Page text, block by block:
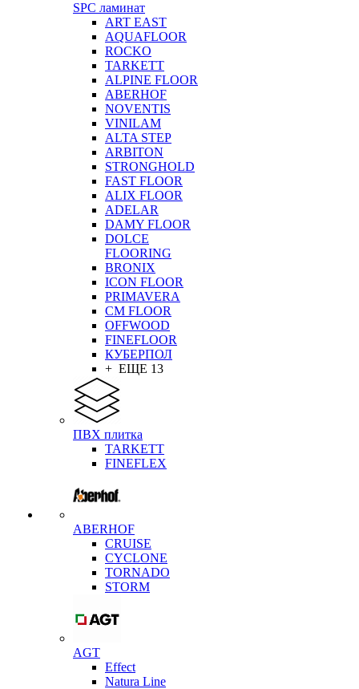
SPC ламинат
ART EAST
AQUAFLOOR
ROCKO
TARKETT
ALPINE FLOOR
ABERHOF
NOVENTIS
VINILAM
ALTA STEP
ARBITON
STRONGHOLD
FAST FLOOR
ALIX FLOOR
ADELAR
DAMY FLOOR
DOLCE
FLOORING
BRONIX
ICON FLOOR
PRIMAVERA
CM FLOOR
OFFWOOD
FINEFLOOR
КУБЕРПОЛ
+ ЕЩЕ 13
ПВХ плитка
TARKETT
FINEFLEX
ABERHOF
CRUISE
CYCLONE
TORNADO
STORM
AGT
Effect
Natura Line